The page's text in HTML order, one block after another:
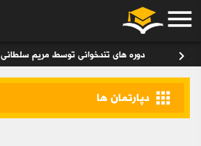
menu
chevron_right دوره های تندخوانی توسط مریم
apps دپارتمان ها